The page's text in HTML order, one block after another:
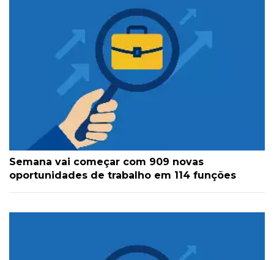
Semana vai começar com 909 novas
oportunidades de trabalho em 114 funções